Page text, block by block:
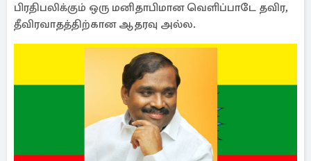
பிரதிபலிக்கும் ஒரு மனிதாபிமான வெளிப்பாடே தவிர,
தீவிரவாதத்திற்கான ஆதரவு அல்ல.